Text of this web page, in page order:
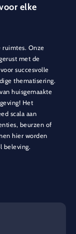
elke
ruimtes. Onze
met de
succesvolle
thematisering.
huisgemaakte
Het
scala aan
beurzen of
hier worden
beleving.